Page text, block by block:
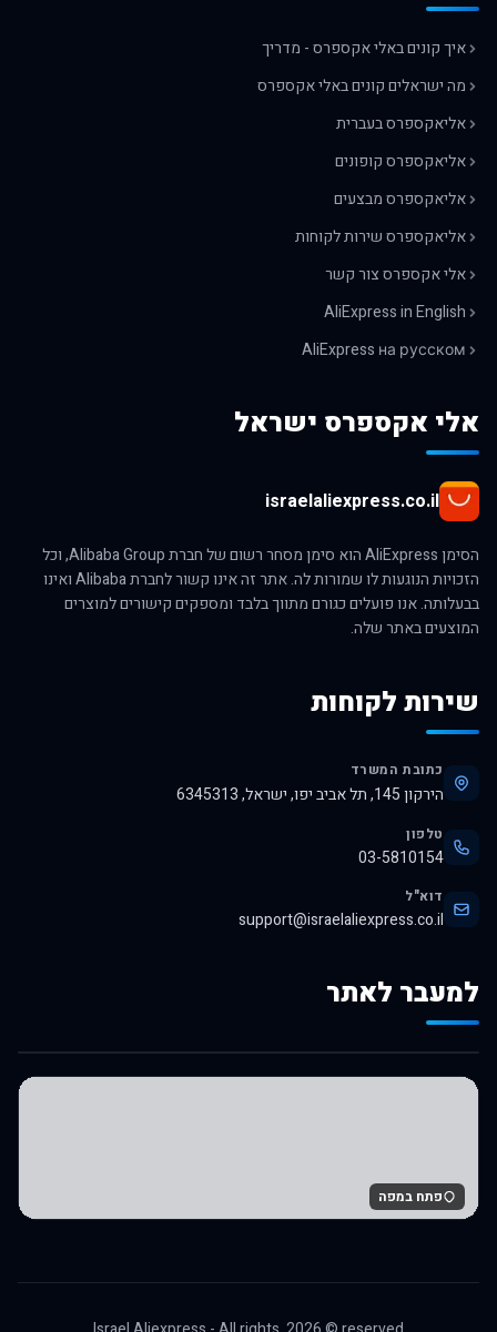
איך קונים באלי אקספרס - מדריך
מה ישראלים קונים באלי אקספרס
אליאקספרס בעברית
אליאקספרס קופונים
אליאקספרס מבצעים
אליאקספרס שירות לקוחות
אלי אקספרס צור קשר
AliExpress in English
AliExpress на русском
אלי אקספרס ישראל
israelaliexpress.co.il
הסימן AliExpress הוא סימן מסחר רשום של חברת Alibaba Group, וכל
הזכויות הנוגעות לו שמורות לה. אתר זה אינו קשור לחברת Alibaba ואינו
בבעלותה. אנו פועלים כגורם מתווך בלבד ומספקים קישורים למוצרים
המוצעים באתר שלה.
שירות לקוחות
כתובת המשרד
הירקון 145, תל אביב יפו, ישראל, 6345313
טלפון
03-5810154
דוא"ל
support@israelaliexpress.co.il
למעבר לאתר
לרכישה באלי אקספרס
פתח במפה